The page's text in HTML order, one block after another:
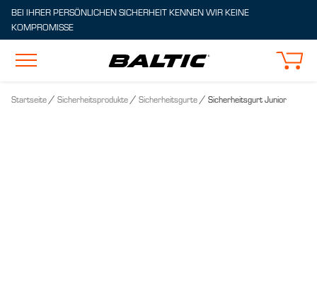
Zum
Hauptinhalt
springen
BEI IHRER PERSÖNLICHEN SICHERHEIT KENNEN WIR KEINE
KOMPROMISSE
Startseite/ Sicherheitsprodukte/ Sicherheitsgurte/ Sicherheitsgurt Junior